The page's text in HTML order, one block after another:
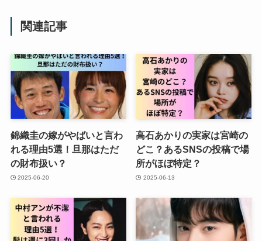
関連記事
錦織圭の嫁がやばいと言わ
れる理由5選！旦那はただ
の財布扱い？
2025-06-20
高石あかりの実家は宮崎の
どこ？あるSNSの投稿で場
所がほぼ特定？
2025-06-13